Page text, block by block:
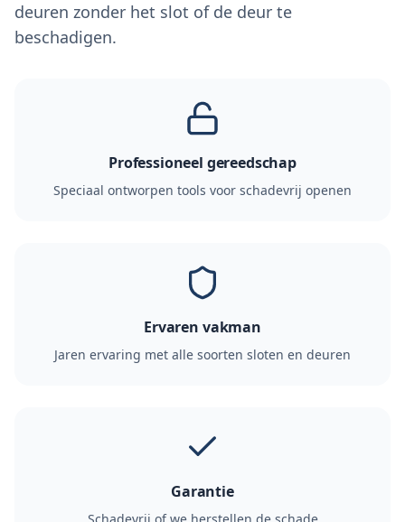
deuren zonder het slot of de deur te
beschadigen.
Professioneel gereedschap
Speciaal ontworpen tools voor schadevrij openen
Ervaren vakman
Jaren ervaring met alle soorten sloten en deuren
Garantie